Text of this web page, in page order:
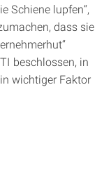
Schiene lupfen“,
dass sie
beschlossen, in
wichtiger Faktor